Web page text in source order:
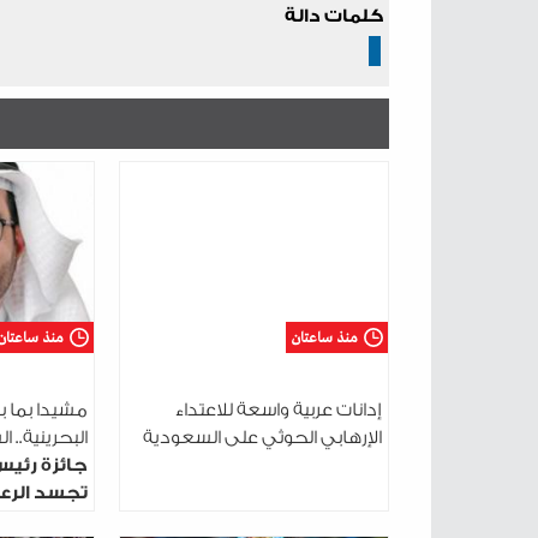
كلمات دالة
منذ ساعتان
إدانات عربية واسعة للاعتداء
الإرهابي الحوثي على السعودية
منذ
مشيدا بما
البحرينية..
جائزة
تجسد